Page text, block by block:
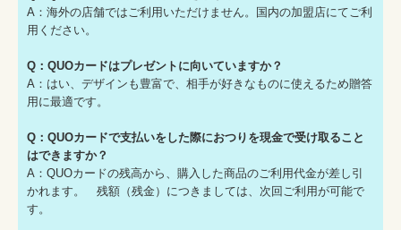
A：海外の店舗ではご利用いただけません。国内の加盟店にてご利
用ください。
Q：QUOカードはプレゼントに向いていますか？
A：はい、デザインも豊富で、相手が好きなものに使えるため贈答
用に最適です。
Q：QUOカードで支払いをした際におつりを現金で受け取ること
はできますか？
A：QUOカードの残高から、購入した商品のご利用代金が差し引
かれます。 残額（残金）につきましては、次回ご利用が可能で
す。